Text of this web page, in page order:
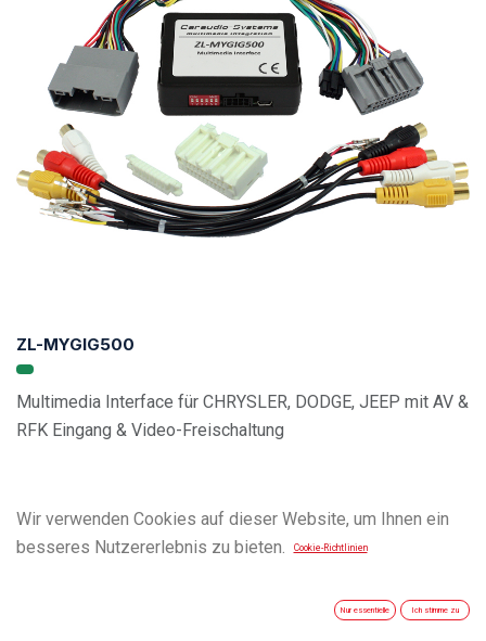
ZL-MYGIG500
Multimedia Interface für CHRYSLER, DODGE, JEEP mit AV &
RFK Eingang & Video-Freischaltung
Wir verwenden Cookies auf dieser Website, um Ihnen ein
besseres Nutzererlebnis zu bieten.
Cookie-Richtlinien
Nur essentielle Ich stimme zu